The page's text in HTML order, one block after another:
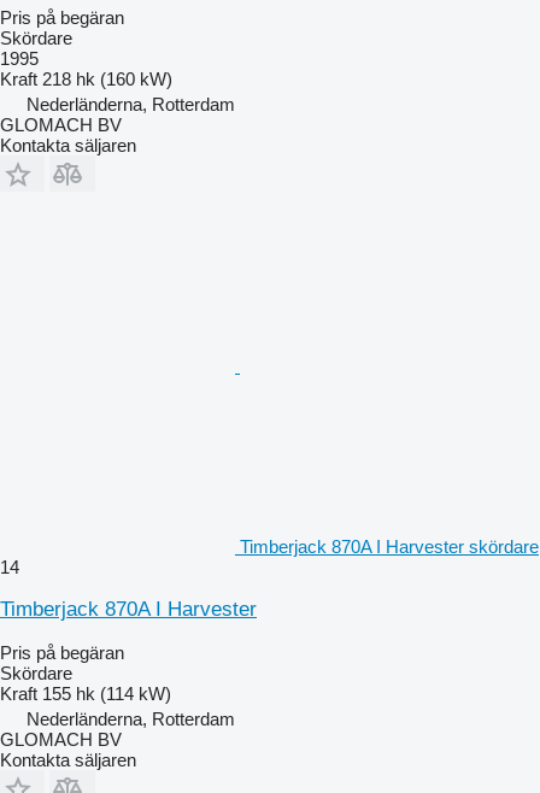
Pris på begäran
Skördare
1995
Kraft 218 hk (160 kW)
Nederländerna, Rotterdam
GLOMACH BV
Kontakta säljaren
Timberjack 870A I Harvester skördare
14
Timberjack 870A I Harvester
Pris på begäran
Skördare
Kraft 155 hk (114 kW)
Nederländerna, Rotterdam
GLOMACH BV
Kontakta säljaren